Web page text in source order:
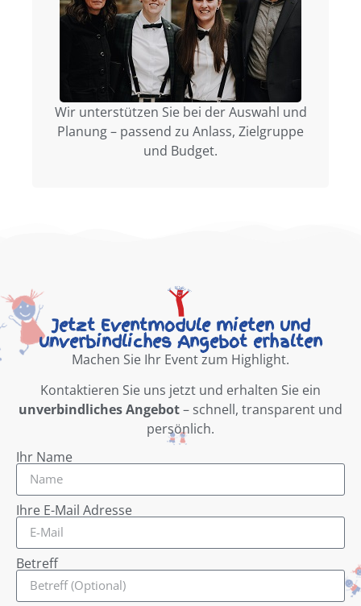
Wir unterstützen Sie bei der Auswahl und
Planung – passend zu Anlass, Zielgruppe
und Budget.
Jetzt Eventmodule mieten und
unverbindliches Angebot erhalten
Machen Sie Ihr Event zum Highlight.
Kontaktieren Sie uns jetzt und erhalten Sie ein
unverbindliches Angebot– schnell, transparent und
persönlich.
Ihr Name
Ihre E-Mail Adresse
Betreff